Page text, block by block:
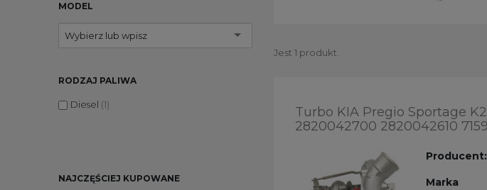
MODEL
Wybierz lub wpisz
RODZAJ PALIWA
Diesel (1)
NAJCZĘŚCIEJ KUPOWANE
Jest 1 produkt.
Turbo KIA Pregio Sportage
2820042700 2820042610
Producent:
Marka